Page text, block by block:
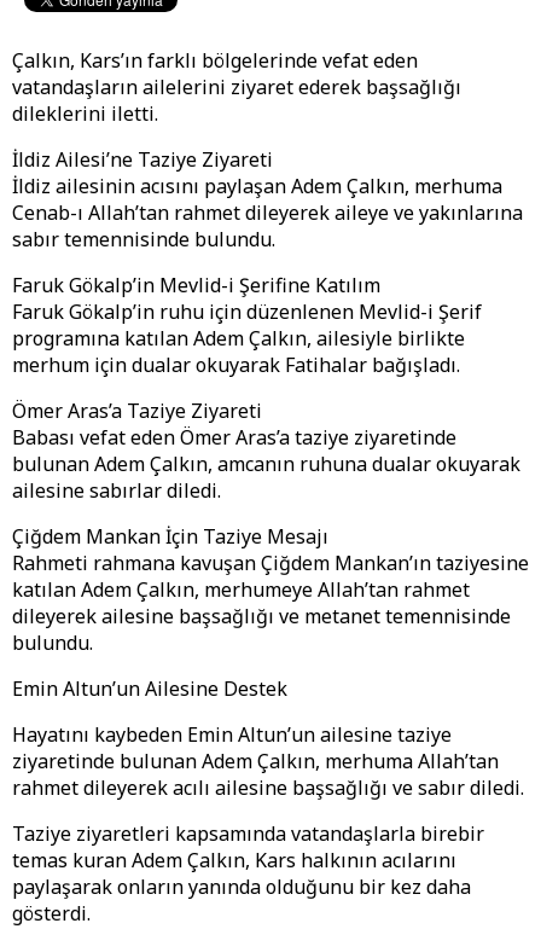
Çalkın, Kars’ın farklı bölgelerinde vefat eden
vatandaşların ailelerini ziyaret ederek başsağlığı
dileklerini iletti.
İldiz Ailesi’ne Taziye Ziyareti
İldiz ailesinin acısını paylaşan Adem Çalkın, merhuma
Cenab-ı Allah’tan rahmet dileyerek aileye ve yakınlarına
sabır temennisinde bulundu.
Faruk Gökalp’in Mevlid-i Şerifine Katılım
Faruk Gökalp’in ruhu için düzenlenen Mevlid-i Şerif
programına katılan Adem Çalkın, ailesiyle birlikte
merhum için dualar okuyarak Fatihalar bağışladı.
Ömer Aras’a Taziye Ziyareti
Babası vefat eden Ömer Aras’a taziye ziyaretinde
bulunan Adem Çalkın, amcanın ruhuna dualar okuyarak
ailesine sabırlar diledi.
Çiğdem Mankan İçin Taziye Mesajı
Rahmeti rahmana kavuşan Çiğdem Mankan’ın taziyesine
katılan Adem Çalkın, merhumeye Allah’tan rahmet
dileyerek ailesine başsağlığı ve metanet temennisinde
bulundu.
Emin Altun’un Ailesine Destek
Hayatını kaybeden Emin Altun’un ailesine taziye
ziyaretinde bulunan Adem Çalkın, merhuma Allah’tan
rahmet dileyerek acılı ailesine başsağlığı ve sabır diledi.
Taziye ziyaretleri kapsamında vatandaşlarla birebir
temas kuran Adem Çalkın, Kars halkının acılarını
paylaşarak onların yanında olduğunu bir kez daha
gösterdi.